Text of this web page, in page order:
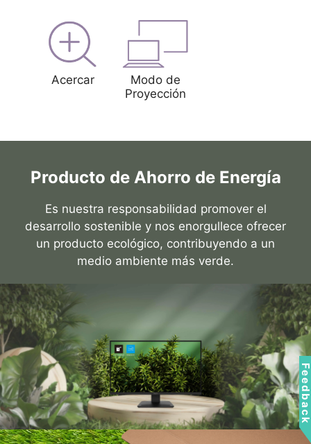
Acercar
Modo de
Proyección
Producto de Ahorro de Energía
Es nuestra responsabilidad promover el
desarrollo sostenible y nos enorgullece ofrecer
un producto ecológico, contribuyendo a un
medio ambiente más verde.